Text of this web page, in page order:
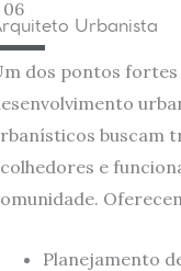
Urbanista
dos pontos
buscam
e
Planejamento